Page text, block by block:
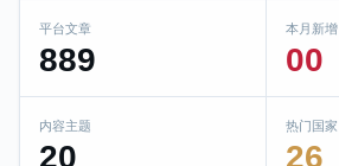
平台文章
889
本月新增
00
内容主题
20
热门国家
26